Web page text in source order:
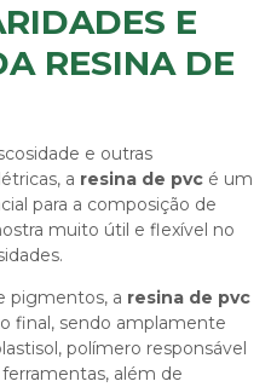
E
RESINA DE
e outras
a resina de pvc é um
para a composição de
muito útil e flexível no
pigmentos, a resina de pvc
final, sendo amplamente
polímero responsável
além de